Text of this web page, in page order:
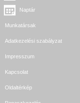
Naptár
Munkatársak
Adatkezelési szabályzat
Impresszum
Kapcsolat
Oldaltérkép